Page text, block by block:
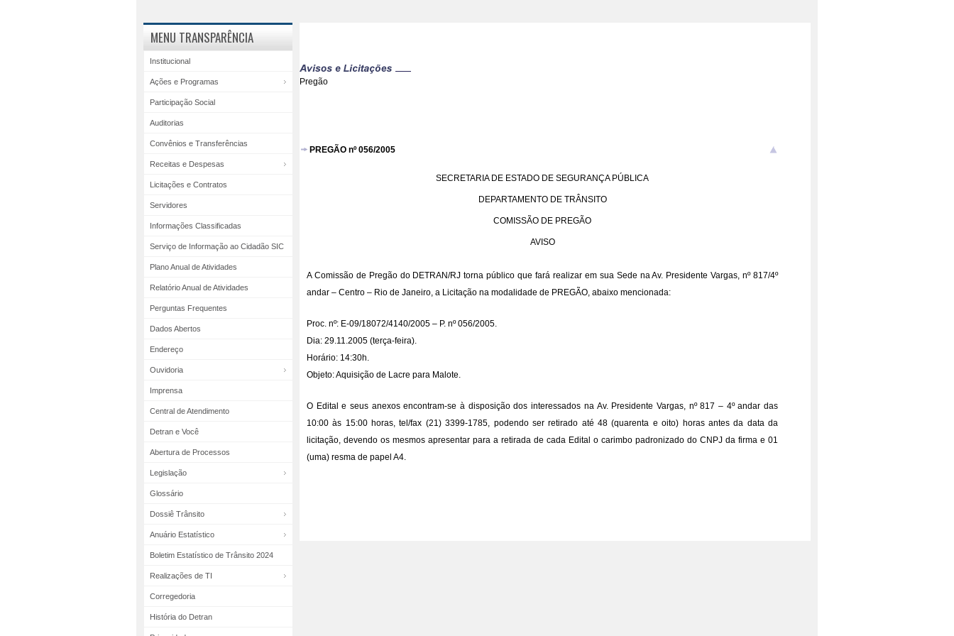
MENU TRANSPARÊNCIA
Institucional
Ações e Programas
Participação Social
Auditorias
Convênios e Transferências
Receitas e Despesas
Licitações e Contratos
Servidores
Informações Classificadas
Serviço de Informação ao Cidadão SIC
Plano Anual de Atividades
Relatório Anual de Atividades
Perguntas Frequentes
Dados Abertos
Endereço
Ouvidoria
Imprensa
Central de Atendimento
Detran e Você
Abertura de Processos
Legislação
Glossário
Dossiê Trânsito
Anuário Estatístico
Boletim Estatístico de Trânsito 2024
Realizações de TI
Corregedoria
História do Detran
Pregão
PREGÃO nº 056/2005
SECRETARIA DE ESTADO DE SEGURANÇA PÚBLICA
DEPARTAMENTO DE TRÂNSITO
COMISSÃO DE PREGÃO
AVISO
A Comissão de Pregão do DETRAN/RJ torna público que fará realizar em sua Sede na Av. Presidente Vargas, nº 817/4º
andar – Centro – Rio de Janeiro, a Licitação na modalidade de PREGÃO, abaixo mencionada:
Proc. nº: E-09/18072/4140/2005 – P. nº 056/2005.
Dia: 29.11.2005 (terça-feira).
Horário: 14:30h.
Objeto: Aquisição de Lacre para Malote.
O Edital e seus anexos encontram-se à disposição dos interessados na Av. Presidente Vargas, nº 817 – 4º andar das
10:00 às 15:00 horas, tel/fax (21) 3399-1785, podendo ser retirado até 48 (quarenta e oito) horas antes da data da
licitação, devendo os mesmos apresentar para a retirada de cada Edital o carimbo padronizado do CNPJ da firma e 01
(uma) resma de papel A4.